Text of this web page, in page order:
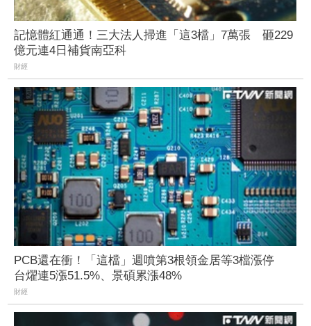
記憶體紅通通！三大法人掃進「這3檔」7萬張 砸229
億元連4日補貨南亞科
財經
PCB還在衝！「這檔」週噴第3根領金居等3檔漲停
台燿連5漲51.5%、景碩累漲48%
財經